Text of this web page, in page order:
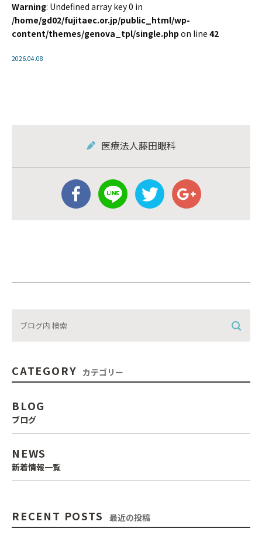
Warning: Undefined array key 0 in
/home/gd02/fujitaec.or.jp/public_html/wp-
content/themes/genova_tpl/single.php on line 42
2026.04.08
医療法人藤田眼科
CATEGORY カテゴリー
BLOG
ブログ
NEWS
新着情報一覧
RECENT POSTS 最近の投稿